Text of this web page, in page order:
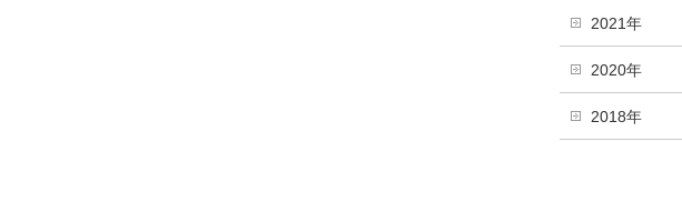
2021年
2020年
2018年